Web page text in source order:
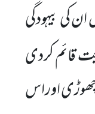
کی بیہودگی
قائم کردی
چھوڑی اوراس